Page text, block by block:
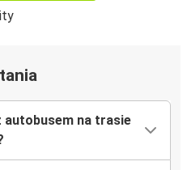
autobusem na trasie